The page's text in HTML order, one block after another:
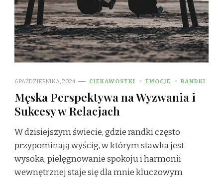
6 PAŹDZIERNIKA, 2024 CIEKAWOSTKI EMOCJE RANDKI
Męska Perspektywa na Wyzwania i
Sukcesy w Relacjach
W dzisiejszym świecie, gdzie randki często
przypominają wyścig, w którym stawka jest
wysoka, pielęgnowanie spokoju i harmonii
wewnętrznej staje się dla mnie kluczowym